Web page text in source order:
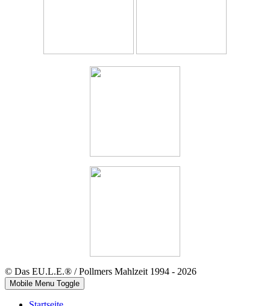
© Das EU.L.E.® / Pollmers Mahlzeit 1994 - 2026
Mobile Menu Toggle